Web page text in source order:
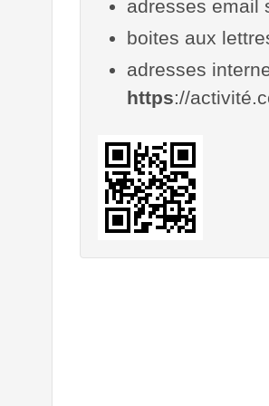
adresses email
boites aux
adresses
https://